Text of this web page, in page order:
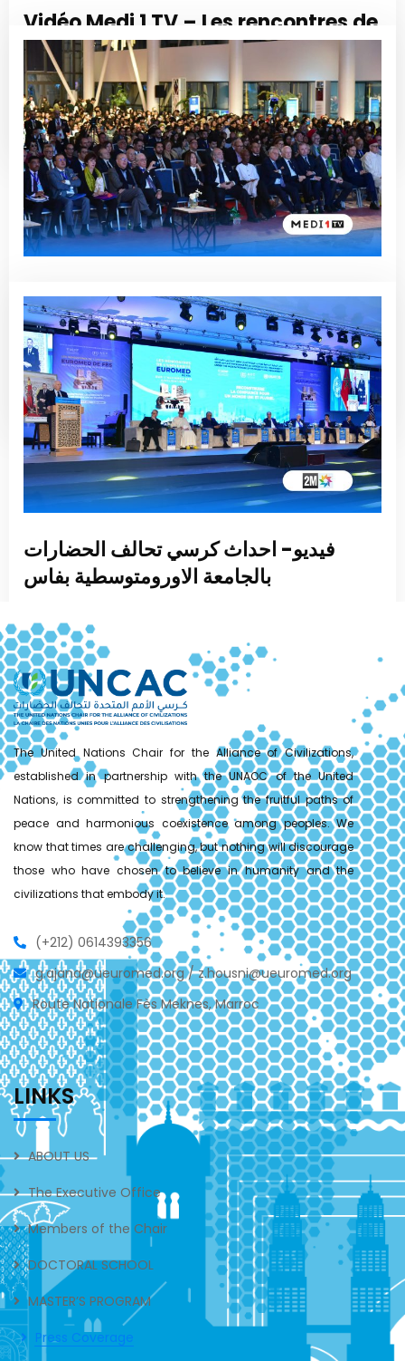
Vidéo Medi 1 TV – Les rencontres de
l’université Euromed de Fès sur
l’avenir des civilisations
Read More
Vidéo – Clôture des rencontres de
l’Université Euromed de Fès sur l
´avenir des civilisations
Read More
فيديو- احداث كرسي تحالف الحضارات
بالجامعة الاورومتوسطية بفاس
Read More
The United Nations Chair for the Alliance of Civilizations,
established in partnership with the UNAOC of the United
Nations, is committed to strengthening the fruitful paths of
peace and harmonious coexistence among peoples. We
know that times are challenging, but nothing will discourage
those who have chosen to believe in humanity and the
civilizations that embody it.
(+212) 0614393356
g.ajana@ueuromed.org / z.housni@ueuromed.org
Route Nationale Fès Meknes, Marroc
LINKS
ABOUT US
The Executive Office
Members of the Chair
DOCTORAL SCHOOL
MASTER’S PROGRAM
Press Coverage